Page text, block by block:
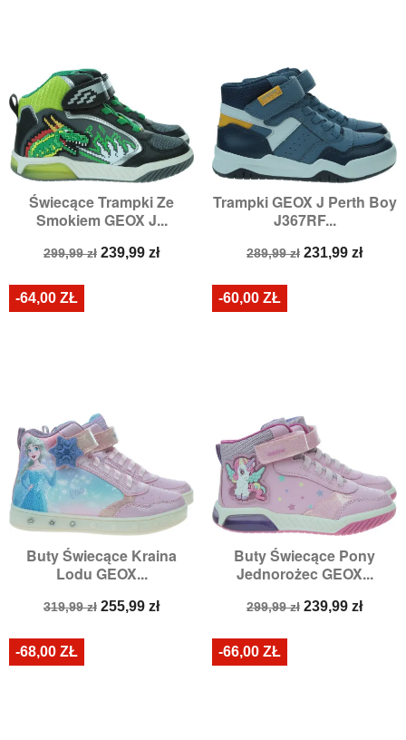
Świecące Trampki Ze
Smokiem GEOX J...
Cena
299,99 zł Cena
239,99 zł
Trampki GEOX J Perth Boy
J367RF...
Cena
289,99 zł Cena
231,99 zł
Buty Świecące Kraina
Lodu GEOX...
Cena
319,99 zł Cena
255,99 zł
-64,00 ZŁ
Buty Świecące Pony
Jednorożec GEOX...
Cena
299,99 zł Cena
239,99 zł
-60,00 ZŁ
-68,00 ZŁ -66,00 ZŁ